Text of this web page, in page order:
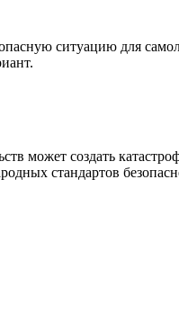
ситуацию для
может создать
стандартов